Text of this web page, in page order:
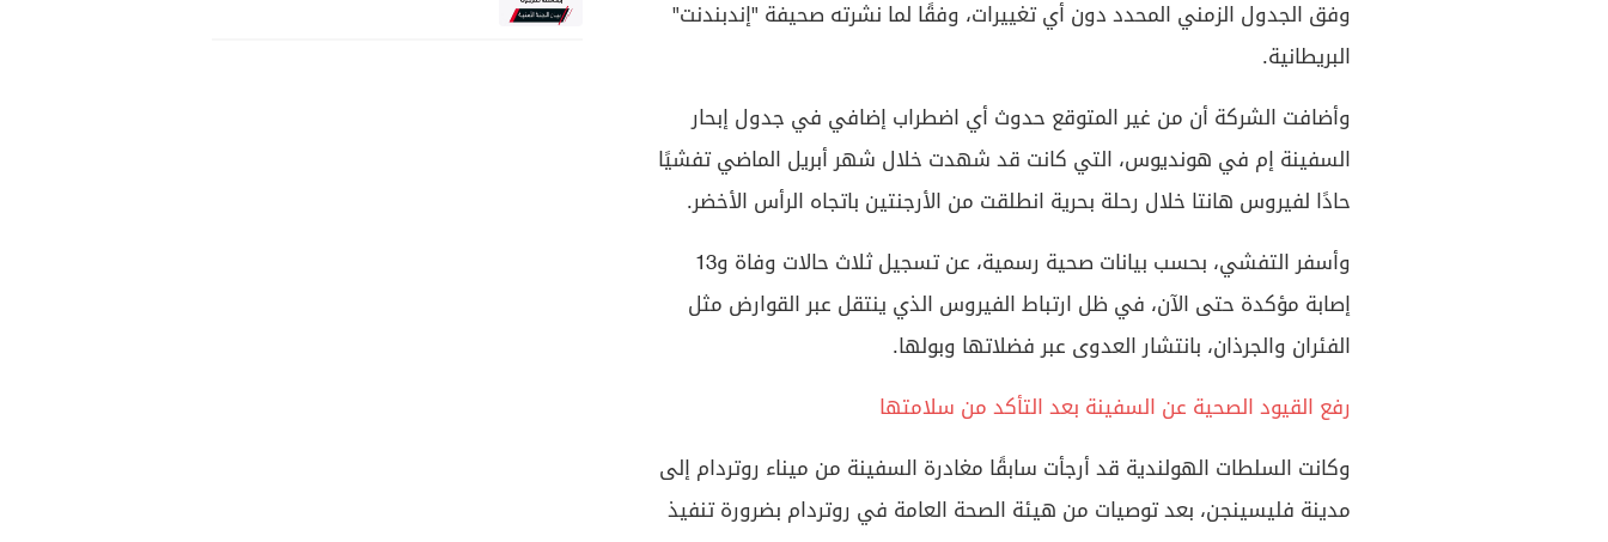
وفق الجدول الزمني المحدد دون أي تغييرات، وفقًا لما نشرته صحيفة "إندبندنت"
البريطانية.
وأضافت الشركة أن من غير المتوقع حدوث أي اضطراب إضافي في جدول إبحار
السفينة إم في هونديوس، التي كانت قد شهدت خلال شهر أبريل الماضي تفشيًا
حادًا لفيروس هانتا خلال رحلة بحرية انطلقت من الأرجنتين باتجاه الرأس الأخضر.
وأسفر التفشي، بحسب بيانات صحية رسمية، عن تسجيل ثلاث حالات وفاة و13
إصابة مؤكدة حتى الآن، في ظل ارتباط الفيروس الذي ينتقل عبر القوارض مثل
الفئران والجرذان، بانتشار العدوى عبر فضلاتها وبولها.
رفع القيود الصحية عن السفينة بعد التأكد من سلامتها
وكانت السلطات الهولندية قد أرجأت سابقًا مغادرة السفينة من ميناء روتردام إلى
مدينة فليسينجن، بعد توصيات من هيئة الصحة العامة في روتردام بضرورة تنفيذ